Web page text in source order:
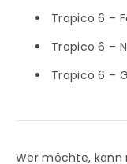
Tropico 6 –
Tropico 6 –
Tropico 6 –
Wer möchte, kann